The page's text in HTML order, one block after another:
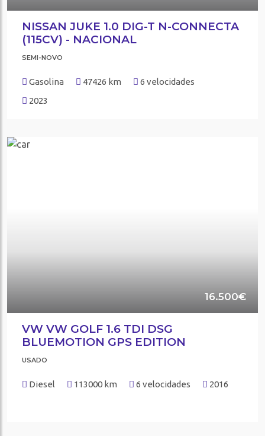
NISSAN JUKE 1.0 DIG-T N-CONNECTA
(115CV) - NACIONAL
SEMI-NOVO
Gasolina 47426 km
6 velocidades
2023
16.500€
VW VW GOLF 1.6 TDI DSG
BLUEMOTION GPS EDITION
USADO
Diesel 113000 km 6 velocidades 2016